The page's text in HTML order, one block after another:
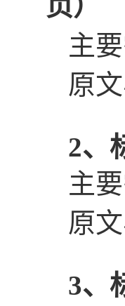
主
原
2、
主
原
3、